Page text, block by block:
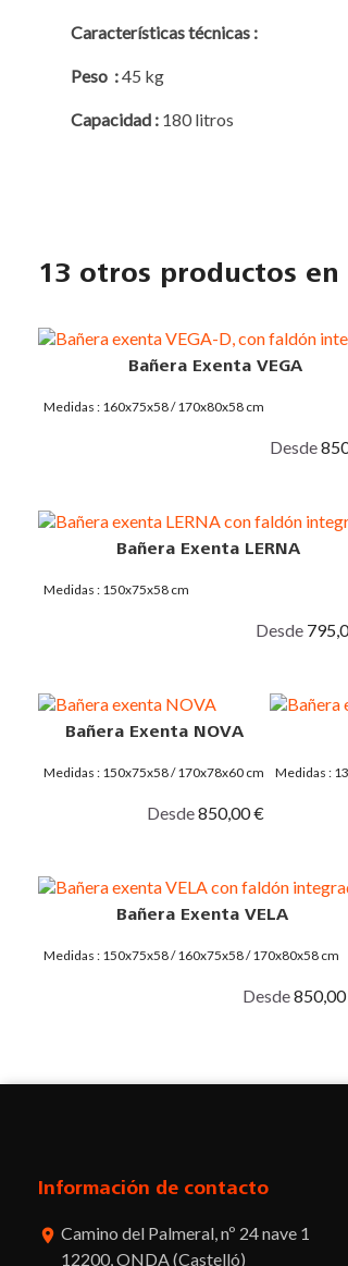
Características técnicas :
Peso :45 kg
Capacidad : 180 litros
13 otros productos
Bañera Exenta VEGA
Medidas : 160x75x58 / 170x80x58 cm
Desde
Bañera Exenta LERNA
Medidas : 150x75x58 cm
Desde
Bañera Exenta NOVA
Medidas : 150x75x58 / 170x78x60 cm
Desde850,00 €
Medidas :
Bañera Exenta VELA
Medidas : 150x75x58 / 160x75x58 / 170x80x58 cm
Desde
Información de contacto
room Camino del Palmeral, nº 24 nave 1
12200, ONDA (Castelló)